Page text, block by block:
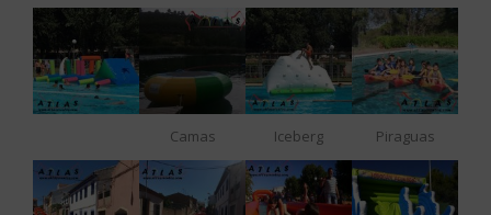
Camas Iceberg Piraguas